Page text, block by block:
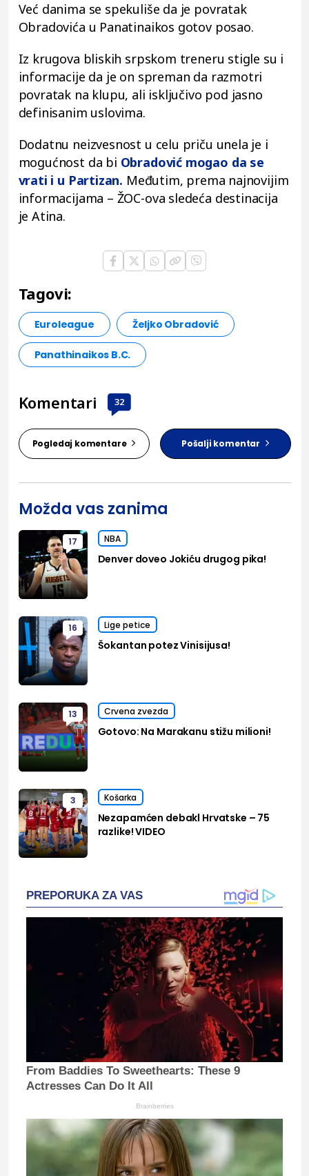
Već danima se spekuliše da je povratak
Obradovića u Panatinaikos gotov posao.
Iz krugova bliskih srpskom treneru stigle su i
informacije da je on spreman da razmotri
povratak na klupu, ali isključivo pod jasno
definisanim uslovima.
Dodatnu neizvesnost u celu priču unela je i
mogućnost da bi Obradović mogao da se
vrati i u Partizan. Međutim, prema najnovijim
informacijama – ŽOC-ova sledeća destinacija
je Atina.
Tagovi:
Euroleague Željko Obradović
Panathinaikos B.C.
Komentari 32
Pogledaj komentare Pošalji komentar
Možda vas zanima
17 NBA
Denver doveo Jokiću drugog pika!
16 Lige petice
Šokantan potez Vinisijusa!
13 Crvena zvezda
Gotovo: Na Marakanu stižu milioni!
3 Košarka
Nezapamćen debakl Hrvatske – 75
razlike! VIDEO
PREPORUKA ZA VAS
From Baddies To Sweethearts: These 9
Actresses Can Do It All
Brainberries